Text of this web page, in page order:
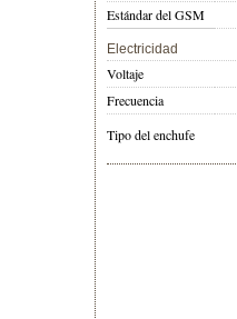
Estándar del GSM
Electricidad
Voltaje
Frecuencia
Tipo del enchufe